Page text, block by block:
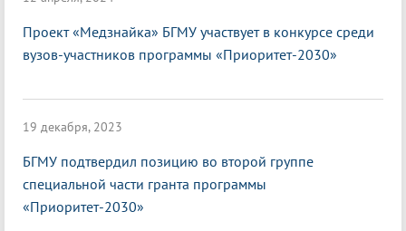
Проект «Медзнайка» БГМУ участвует в конкурсе среди
вузов-участников программы «Приоритет-2030»
19 декабря, 2023
БГМУ подтвердил позицию во второй группе
специальной части гранта программы
«Приоритет-2030»